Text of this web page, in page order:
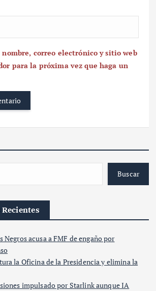
nombre, correo electrónico y sitio web
para la próxima vez que haga un
Buscar
Negros acusa a FMF de engaño por
la Oficina de la Presidencia y elimina la
impulsado por Starlink aunque IA